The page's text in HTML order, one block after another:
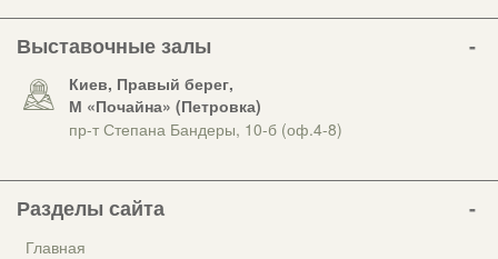
Выставочные залы
Киев, Правый берег,
М «Почайна» (Петровка)
пр-т Степана Бандеры, 10-б (оф.4-8)
Разделы сайта
Главная